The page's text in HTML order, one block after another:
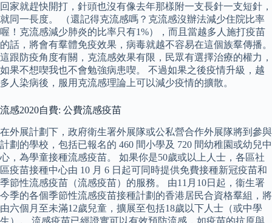
回家就趕快開打，針頭也沒有像去年那樣附一支長針一支短針，
就同一長度。 （還記得克流感嗎？克流感沒辦法減少住院比率
喔！克流感減少肺炎的比率只有1%），而且當越多人施打疫苗
的話，將會有羣體免疫效果，病毒就越不容易在這個族羣傳播。
這跟防疫角度有關，克流感效果有限，民眾有選擇治療的權力，
如果不想喫我也不會勉強病患喫。 不過如果之後疫情升級，越
多人染病後，服用克流感理論上可以減少疫情的擴散。
流感2020自費: 公費流感疫苗
在外展計劃下，政府衛生署外展隊或公私營合作外展隊將到參與
計劃的學校，包括已報名的 460 間小學及 720 間幼稚園或幼兒中
心，為學童接種流感疫苗。 如果你是50歲或以上人士，各區社
區疫苗接種中心由 10 月 6 日起可同時提供免費接種新冠疫苗和
季節性流感疫苗（流感疫苗）的服務。 由11月10日起，衞生署
今季的各個季節性流感疫苗接種計劃的香港居民合資格羣組，將
由六個月至未滿12歲兒童，擴展至包括18歲以下人士（或中學